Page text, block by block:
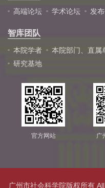
高端论坛 学术论坛 发
智库团队
本院学者 本院部门、直属
研究基地
官方网站 广
广州市社会科学院版权所有